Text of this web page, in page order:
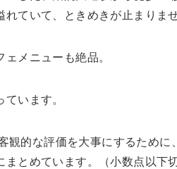
ていて、ときめきが止まりませ
メニューも絶品。
います。
観的な評価を大事にするために
とめています。（小数点以下